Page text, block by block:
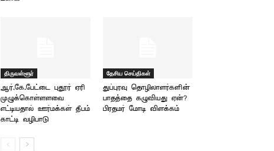
திருவள்ளூர்
ஆர்.கே.பேட்டை புதூர் ஏரி
முழுக்கொள்ளளவை
எட்டியதால் ஊர்மக்கள் தீபம்
காட்டி வழிபாடு
தேசிய செய்திகள்
துப்புரவு தொழிலாளர்களின்
பாதத்தை கழுவியது ஏன்? –
பிரதமர் மோடி விளக்கம்